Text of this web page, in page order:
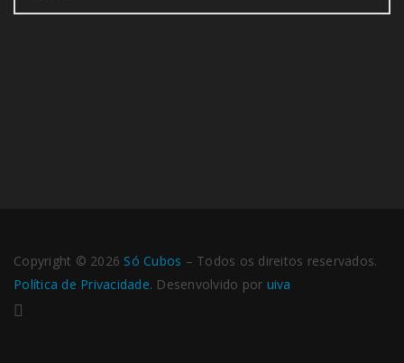
for:
Copyright © 2026 ​Só Cubos – Todos os direitos reservados.
Política de Privacidade. Desenvolvido por uiva